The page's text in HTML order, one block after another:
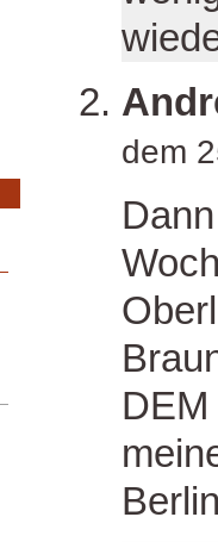
dem